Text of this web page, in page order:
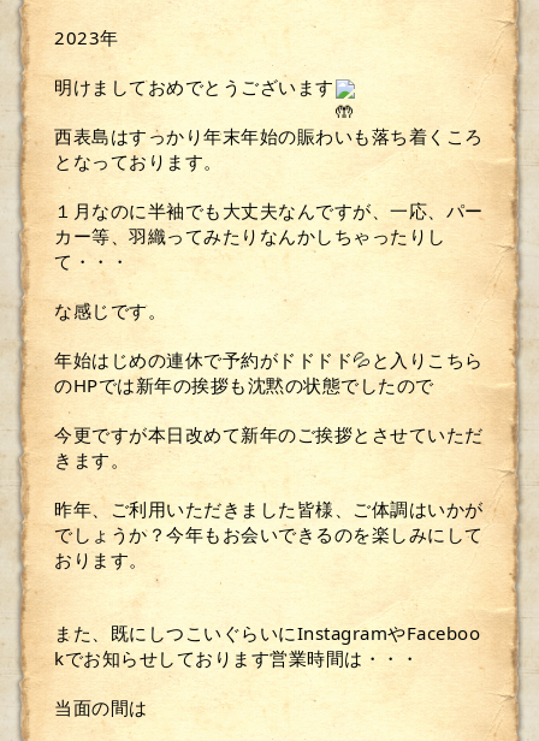
2023年
明けましておめでとうございます
西表島はすっかり年末年始の賑わいも落ち着くころ
となっております。
１月なのに半袖でも大丈夫なんですが、一応、パー
カー等、羽織ってみたりなんかしちゃったりし
て・・・
な感じです。
年始はじめの連休で予約がドドドド💦と入りこちら
のHPでは新年の挨拶も沈黙の状態でしたので
今更ですが本日改めて新年のご挨拶とさせていただ
きます。
昨年、ご利用いただきました皆様、ご体調はいかが
でしょうか？今年もお会いできるのを楽しみにして
おります。
また、既にしつこいぐらいにInstagramやFaceboo
kでお知らせしております営業時間は・・・
当面の間は